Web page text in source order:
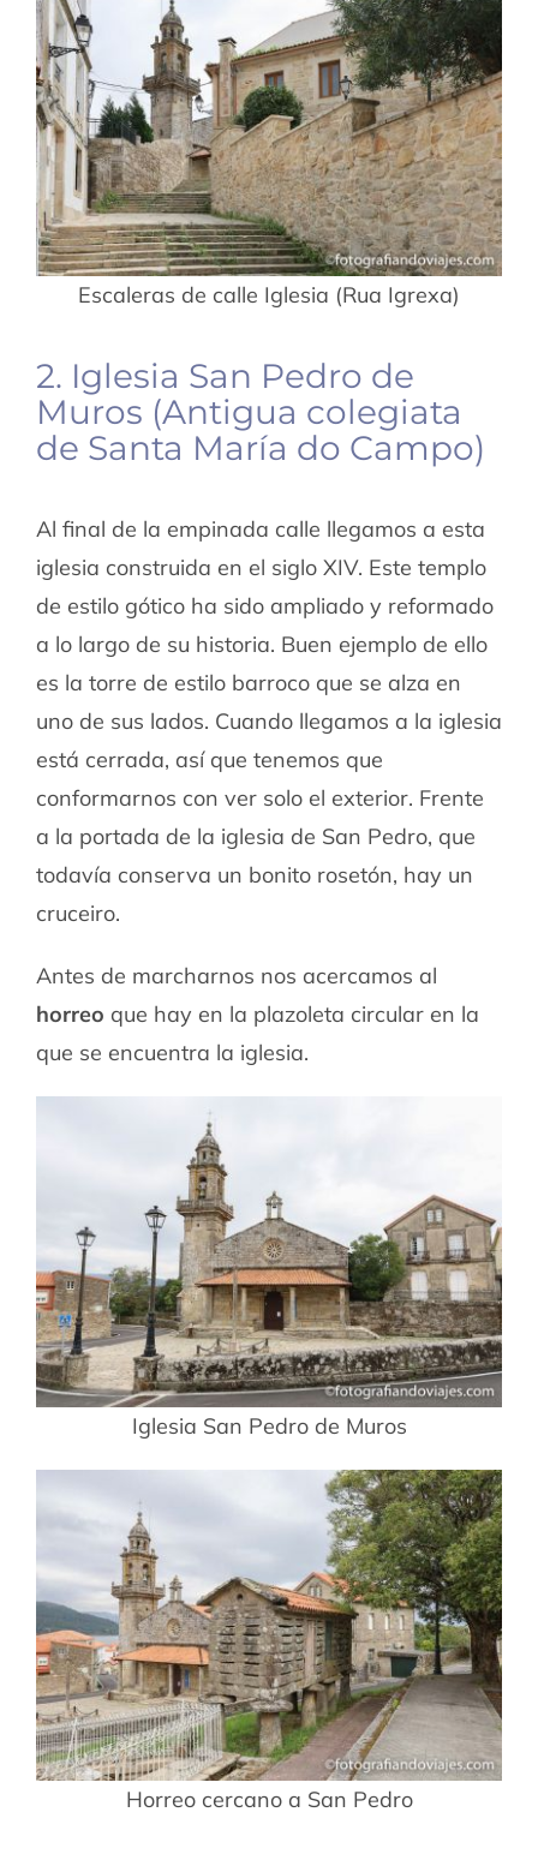
Escaleras de calle Iglesia (Rua Igrexa)
2. Iglesia San Pedro de
Muros (Antigua colegiata
de Santa María do Campo)
Al final de la empinada calle llegamos a esta
iglesia construida en el siglo XIV. Este templo
de estilo gótico ha sido ampliado y reformado
a lo largo de su historia. Buen ejemplo de ello
es la torre de estilo barroco que se alza en
uno de sus lados. Cuando llegamos a la iglesia
está cerrada, así que tenemos que
conformarnos con ver solo el exterior. Frente
a la portada de la iglesia de San Pedro, que
todavía conserva un bonito rosetón, hay un
cruceiro.
Antes de marcharnos nos acercamos al
horreo que hay en la plazoleta circular en la
que se encuentra la iglesia.
Iglesia San Pedro de Muros
Horreo cercano a San Pedro